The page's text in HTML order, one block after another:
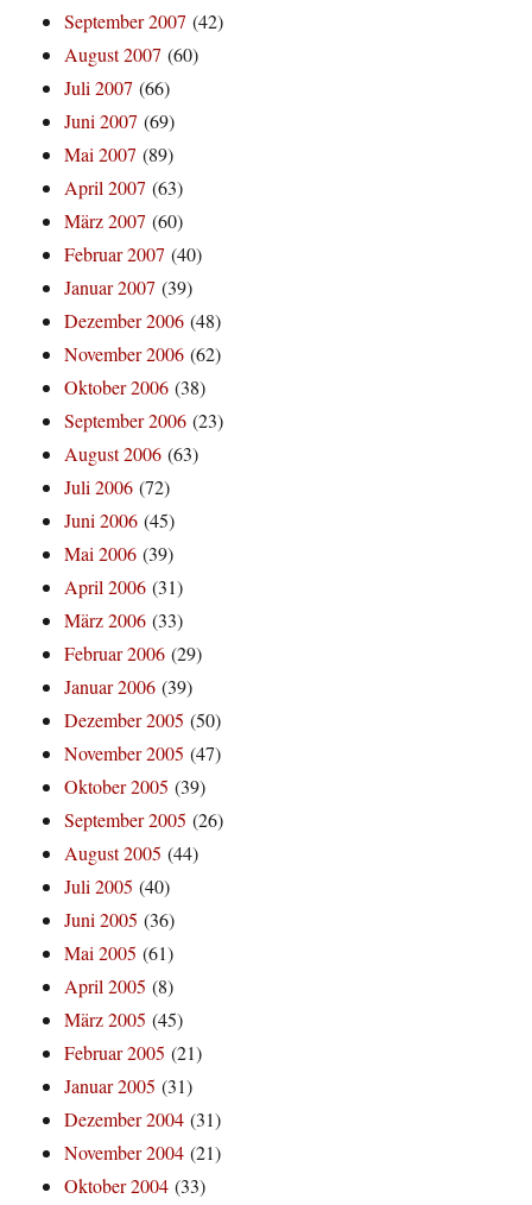
September 2007 (42)
August 2007 (60)
Juli 2007 (66)
Juni 2007 (69)
Mai 2007 (89)
April 2007 (63)
März 2007 (60)
Februar 2007 (40)
Januar 2007 (39)
Dezember 2006 (48)
November 2006 (62)
Oktober 2006 (38)
September 2006 (23)
August 2006 (63)
Juli 2006 (72)
Juni 2006 (45)
Mai 2006 (39)
April 2006 (31)
März 2006 (33)
Februar 2006 (29)
Januar 2006 (39)
Dezember 2005 (50)
November 2005 (47)
Oktober 2005 (39)
September 2005 (26)
August 2005 (44)
Juli 2005 (40)
Juni 2005 (36)
Mai 2005 (61)
April 2005 (8)
März 2005 (45)
Februar 2005 (21)
Januar 2005 (31)
Dezember 2004 (31)
November 2004 (21)
Oktober 2004 (33)